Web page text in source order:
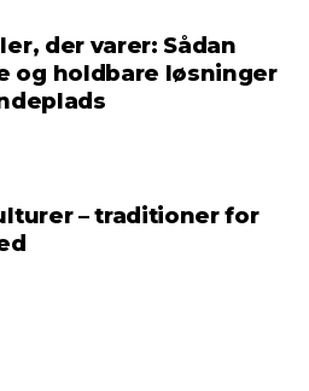
der varer: Sådan
og holdbare løsninger
– traditioner for